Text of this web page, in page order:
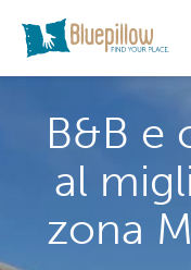
B&B e
al
zona